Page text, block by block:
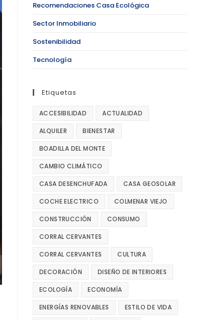
Recomendaciones Casa Ecológica
Sector Inmobiliario
Sostenibilidad
Tecnología
Etiquetas
ACCESIBILIDAD ACTUALIDAD
ALQUILER BIENESTAR
BOADILLA DEL MONTE
CAMBIO CLIMÁTICO
CASA DESENCHUFADA CASA GEOSOLAR
COCHE ELECTRICO COLMENAR VIEJO
CONSTRUCCIÓN CONSUMO
CORRAL CERVANTES
CORRAL CERVANTES CULTURA
DECORACIÓN DISEÑO DE INTERIORES
ECOLOGÍA ECONOMÍA
ENERGÍAS RENOVABLES ESTILO DE VIDA